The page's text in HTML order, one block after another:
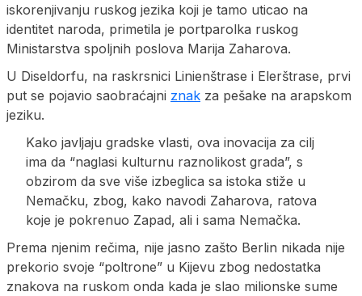
iskorenjivanju ruskog jezika koji je tamo uticao na
identitet naroda, primetila je portparolka ruskog
Ministarstva spoljnih poslova Marija Zaharova.
U Diseldorfu, na raskrsnici Linienštrase i Elerštrase, prvi
put se pojavio saobraćajni znak za pešake na arapskom
jeziku.
Kako javljaju gradske vlasti, ova inovacija za cilj
ima da “naglasi kulturnu raznolikost grada”, s
obzirom da sve više izbeglica sa istoka stiže u
Nemačku, zbog, kako navodi Zaharova, ratova
koje je pokrenuo Zapad, ali i sama Nemačka.
Prema njenim rečima, nije jasno zašto Berlin nikada nije
prekorio svoje “poltrone” u Kijevu zbog nedostatka
znakova na ruskom onda kada je slao milionske sume